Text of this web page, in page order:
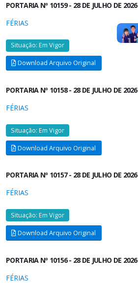
PORTARIA Nº 10159 - 28 DE JULHO DE 2026
FÉRIAS
Situação: Em Vigor
Download Arquivo Original
PORTARIA Nº 10158 - 28 DE JULHO DE 2026
FÉRIAS
Situação: Em Vigor
Download Arquivo Original
PORTARIA Nº 10157 - 28 DE JULHO DE 2026
FÉRIAS
Situação: Em Vigor
Download Arquivo Original
PORTARIA Nº 10156 - 28 DE JULHO DE 2026
FÉRIAS